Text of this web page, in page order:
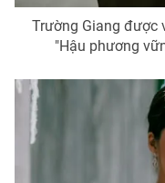
Trường Giang được
"Hậu phương